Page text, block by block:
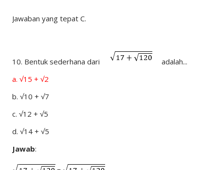
Jawaban yang tepat C.
10. Bentuk sederhana dari
adalah...
a. √15 + √2
b. √10 + √7
c. √12 + √5
d. √14 + √5
Jawab: